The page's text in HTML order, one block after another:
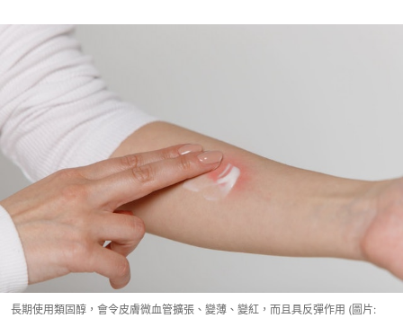
長期使用類固醇，會令皮膚微血管擴張、變薄、變紅，而且具反彈作用 (圖片: